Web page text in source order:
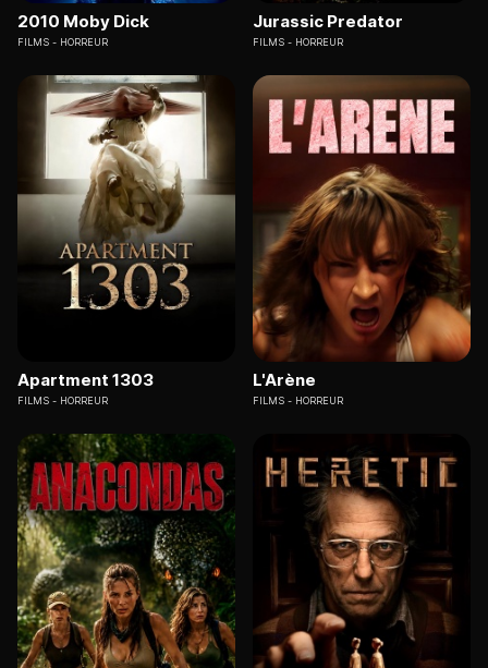
2010 Moby Dick
FILMS HORREUR
Jurassic Predator
FILMS HORREUR
Apartment 1303
FILMS HORREUR
L'Arène
FILMS HORREUR